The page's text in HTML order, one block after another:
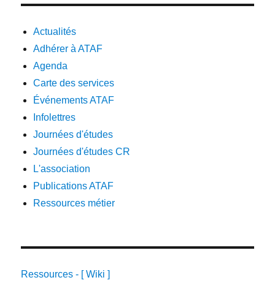
Actualités
Adhérer à ATAF
Agenda
Carte des services
Événements ATAF
Infolettres
Journées d'études
Journées d'études CR
L'association
Publications ATAF
Ressources métier
Ressources - [ Wiki ]